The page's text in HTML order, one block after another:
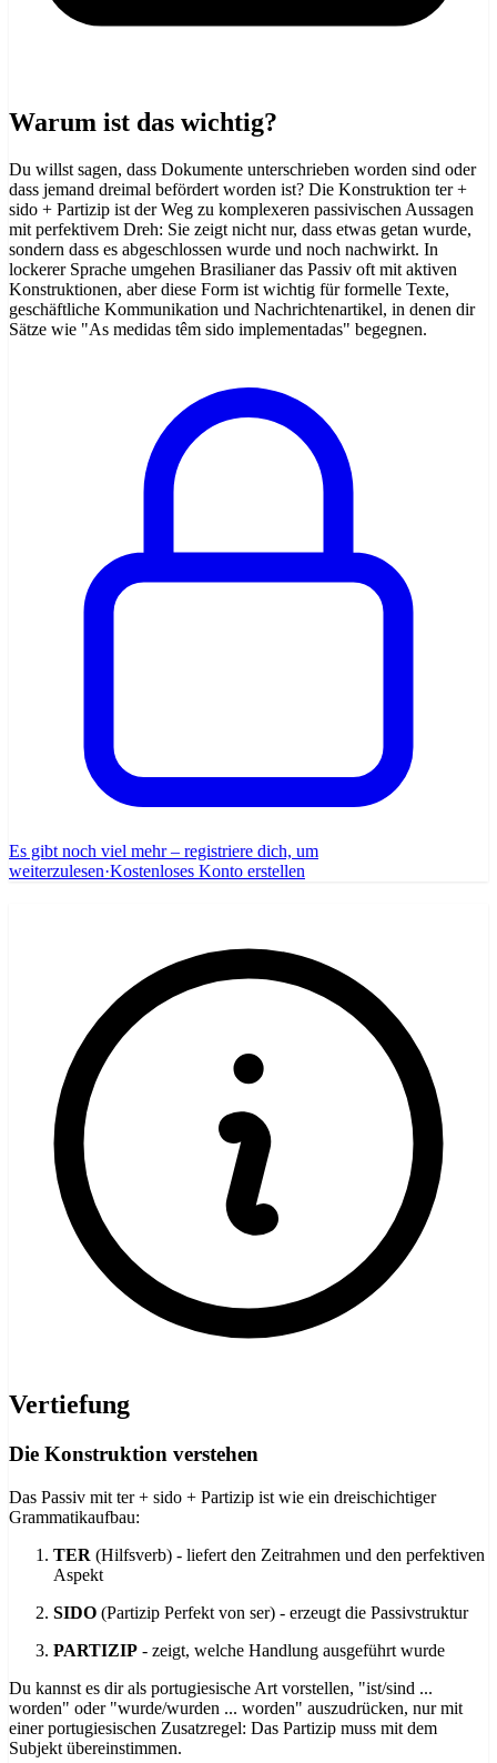
Warum ist das wichtig?
Du willst sagen, dass Dokumente unterschrieben worden sind oder
dass jemand dreimal befördert worden ist? Die Konstruktion ter +
sido + Partizip ist der Weg zu komplexeren passivischen Aussagen
mit perfektivem Dreh: Sie zeigt nicht nur, dass etwas getan wurde,
sondern dass es abgeschlossen wurde und noch nachwirkt. In
lockerer Sprache umgehen Brasilianer das Passiv oft mit aktiven
Konstruktionen, aber diese Form ist wichtig für formelle Texte,
geschäftliche Kommunikation und Nachrichtenartikel, in denen dir
Sätze wie "As medidas têm sido implementadas" begegnen.
Es gibt noch viel mehr – registriere dich, um
weiterzulesen·Kostenloses Konto erstellen
Vertiefung
Die Konstruktion verstehen
Das Passiv mit ter + sido + Partizip ist wie ein dreischichtiger
Grammatikaufbau:
TER (Hilfsverb) - liefert den Zeitrahmen und den perfektiven
Aspekt
SIDO (Partizip Perfekt von ser) - erzeugt die Passivstruktur
PARTIZIP - zeigt, welche Handlung ausgeführt wurde
Du kannst es dir als portugiesische Art vorstellen, "ist/sind ...
worden" oder "wurde/wurden ... worden" auszudrücken, nur mit
einer portugiesischen Zusatzregel: Das Partizip muss mit dem
Subjekt übereinstimmen.